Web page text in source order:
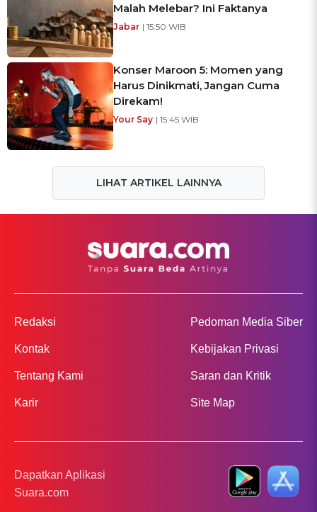
Malah Melebar? Ini Faktanya
Jabar | 15:50 WIB
Konser Maroon 5: Momen yang
Harus Dinikmati, Jangan Cuma
Direkam!
Your Say | 15:45 WIB
LIHAT ARTIKEL LAINNYA
Redaksi
Kontak
Tentang Kami
Karir
Pedoman Media Siber
Kebijakan Privasi
Saran dan Kritik
Site Map
Dapatkan Aplikasi
Suara.com